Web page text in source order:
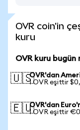
OVR coin'in
kuru
OVR kuru bugün
🇺🇸OVR'dan
1 OVR eşittir
🇪🇺OVR'dan
1 OVR eşittir